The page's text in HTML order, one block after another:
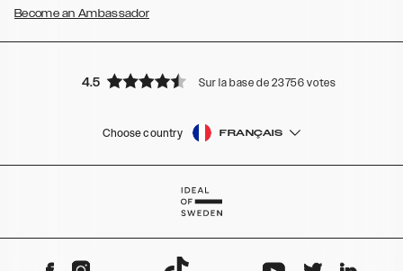
Become an Ambassador
4.5 Sur la base de 23756 votes
Choose country FRANÇAIS